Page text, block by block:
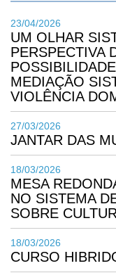
23/04/2026
UM OLHAR
PERSPECTIVA
MEDIAÇÃO
VIOLÊNCIA
27/03/2026
JANTAR DAS
18/03/2026
MESA
NO SISTEMA
SOBRE
18/03/2026
CURSO